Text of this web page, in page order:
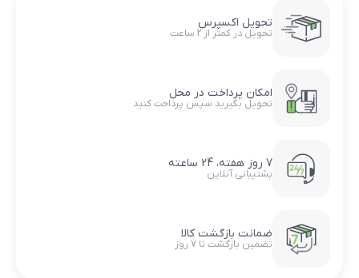
تحویل اکسپرس
تحویل در کمتر از 2 ساعت
امکان پرداخت در محل
تحویل بگیرید سپس پرداخت کنید
7 روز هفته، 24 ساعته
پشتیبانی آنلاین
ضمانت بازگشت کالا
تضمین بازگشت تا 7 روز